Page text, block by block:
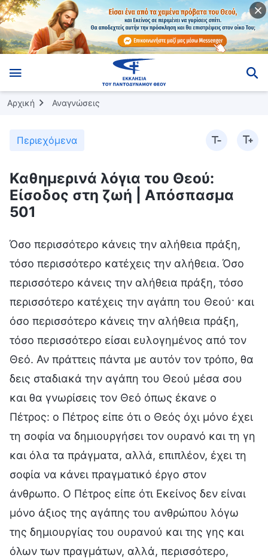
Αρχική Αναγνώσεις
Περιεχόμενα
Καθημερινά λόγια του Θεού:
Είσοδος στη ζωή | Απόσπασμα
501
Όσο περισσότερο κάνεις την αλήθεια πράξη,
τόσο περισσότερο κατέχεις την αλήθεια. Όσο
περισσότερο κάνεις την αλήθεια πράξη, τόσο
περισσότερο κατέχεις την αγάπη του Θεού· και
όσο περισσότερο κάνεις την αλήθεια πράξη,
τόσο περισσότερο είσαι ευλογημένος από τον
Θεό. Αν πράττεις πάντα με αυτόν τον τρόπο, θα
δεις σταδιακά την αγάπη του Θεού μέσα σου
και θα γνωρίσεις τον Θεό όπως έκανε ο
Πέτρος: ο Πέτρος είπε ότι ο Θεός όχι μόνο έχει
τη σοφία να δημιουργήσει τον ουρανό και τη γη
και όλα τα πράγματα, αλλά, επιπλέον, έχει τη
σοφία να κάνει πραγματικό έργο στον
άνθρωπο. Ο Πέτρος είπε ότι Εκείνος δεν είναι
μόνο άξιος της αγάπης του ανθρώπου λόγω
της δημιουργίας του ουρανού και της γης και
όλων των πραγμάτων, αλλά, περισσότερο,